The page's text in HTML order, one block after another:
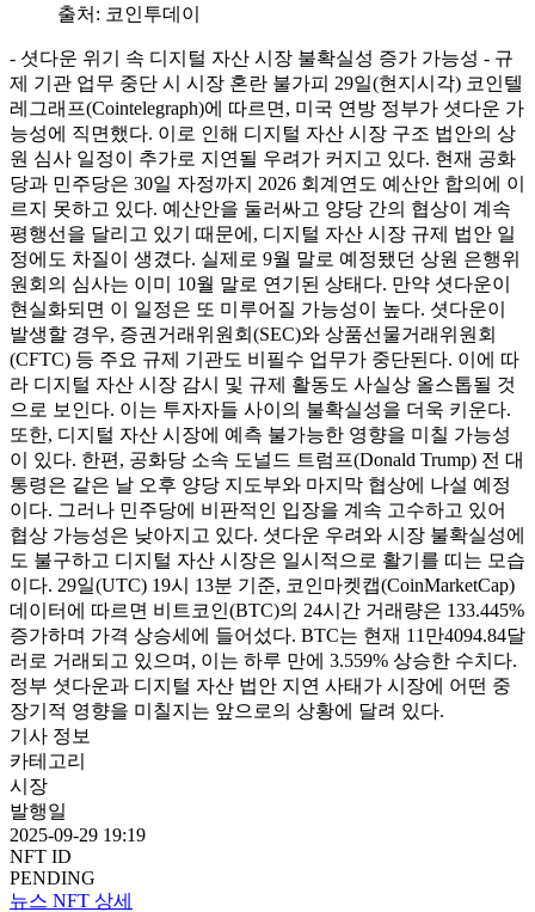
출처: 코인투데이
- 셧다운 위기 속 디지털 자산 시장 불확실성 증가 가능성 - 규
제 기관 업무 중단 시 시장 혼란 불가피 29일(현지시각) 코인텔
레그래프(Cointelegraph)에 따르면, 미국 연방 정부가 셧다운 가
능성에 직면했다. 이로 인해 디지털 자산 시장 구조 법안의 상
원 심사 일정이 추가로 지연될 우려가 커지고 있다. 현재 공화
당과 민주당은 30일 자정까지 2026 회계연도 예산안 합의에 이
르지 못하고 있다. 예산안을 둘러싸고 양당 간의 협상이 계속
평행선을 달리고 있기 때문에, 디지털 자산 시장 규제 법안 일
정에도 차질이 생겼다. 실제로 9월 말로 예정됐던 상원 은행위
원회의 심사는 이미 10월 말로 연기된 상태다. 만약 셧다운이
현실화되면 이 일정은 또 미루어질 가능성이 높다. 셧다운이
발생할 경우, 증권거래위원회(SEC)와 상품선물거래위원회
(CFTC) 등 주요 규제 기관도 비필수 업무가 중단된다. 이에 따
라 디지털 자산 시장 감시 및 규제 활동도 사실상 올스톱될 것
으로 보인다. 이는 투자자들 사이의 불확실성을 더욱 키운다.
또한, 디지털 자산 시장에 예측 불가능한 영향을 미칠 가능성
이 있다. 한편, 공화당 소속 도널드 트럼프(Donald Trump) 전 대
통령은 같은 날 오후 양당 지도부와 마지막 협상에 나설 예정
이다. 그러나 민주당에 비판적인 입장을 계속 고수하고 있어
협상 가능성은 낮아지고 있다. 셧다운 우려와 시장 불확실성에
도 불구하고 디지털 자산 시장은 일시적으로 활기를 띠는 모습
이다. 29일(UTC) 19시 13분 기준, 코인마켓캡(CoinMarketCap)
데이터에 따르면 비트코인(BTC)의 24시간 거래량은 133.445%
증가하며 가격 상승세에 들어섰다. BTC는 현재 11만4094.84달
러로 거래되고 있으며, 이는 하루 만에 3.559% 상승한 수치다.
정부 셧다운과 디지털 자산 법안 지연 사태가 시장에 어떤 중
장기적 영향을 미칠지는 앞으로의 상황에 달려 있다.
기사 정보
카테고리
시장
발행일
2025-09-29 19:19
NFT ID
PENDING
뉴스 NFT 상세